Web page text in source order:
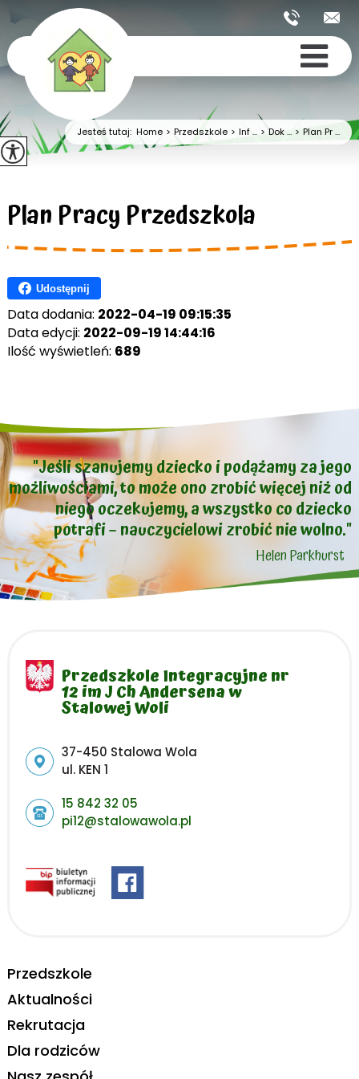
Jesteś tutaj:Home > Przedszkole > Inf ... > Dok ... > Plan Pr ...
Plan Pracy Przedszkola
Udostępnij
Data dodania: 2022-04-19 09:15:35
Data edycji: 2022-09-19 14:44:16
Ilość wyświetleń: 689
"Jeśli szanujemy dziecko i podążamy za jego
możliwościami, to może ono zrobić więcej niż od
niego oczekujemy, a wszystko co dziecko
potrafi – nauczycielowi zrobić nie wolno."
Helen Parkhurst
Przedszkole Integracyjne nr
12 im J Ch Andersena w
Stalowej Woli
Adres pocztowy:
37-450 Stalowa Wola
ul. KEN 1
15 842 32 05
pi12@stalowawola.pl
Przedszkole
Aktualności
Rekrutacja
Dla rodziców